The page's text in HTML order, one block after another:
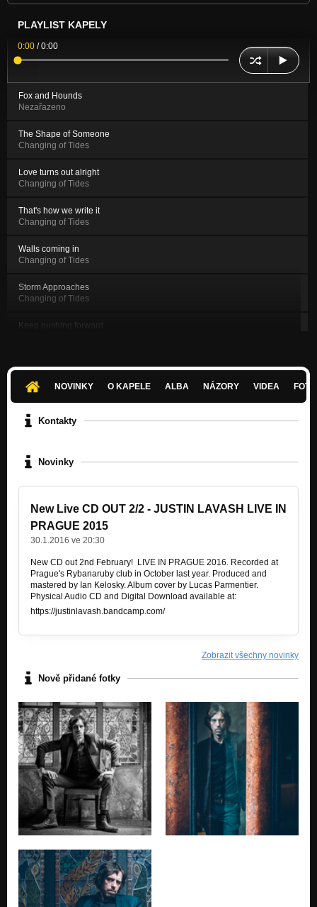
PLAYLIST KAPELY
0:00 /0:00
Fox and Hounds
Nezařazeno
The Shape of Someone
Changing of Tides
Love turns out alright
Changing of Tides
That's how we write it
Changing of Tides
Walls coming in
Changing of Tides
Storm Approaches
Changing of Tides
Keep pushing forward
Johnny Cashing In
Nezařazeno
Nezařazeno
NOVINKY O KAPELE ALBA NÁZORY VIDEA
Kontakty
Novinky
New Live CD OUT 2/2 - JUSTIN LAVASH LIVE IN
PRAGUE 2015
30.1.2016 ve 20:30
New CD out 2nd February! LIVE IN PRAGUE 2016. Recorded at
Prague's Rybanaruby club in October last year. Produced and
mastered by Ian Kelosky. Album cover by Lucas Parmentier.
Physical Audio CD and Digital Download available at:
https://justinlavash.bandcamp.com/
Zobrazit všechny novinky
Nově přidané fotky